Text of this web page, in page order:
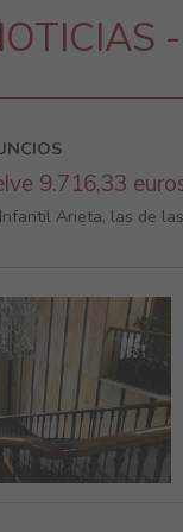
9.716,33
Arieta, las de